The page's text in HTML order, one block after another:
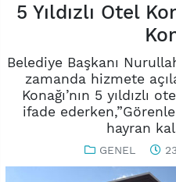
5 Yıldızlı Otel
Belediye Başkanı
zamanda hizmete
Konağı’nın 5 yıldızlı
ifade
hayran
GENEL